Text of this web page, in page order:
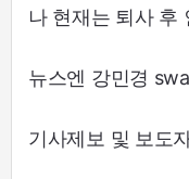
나 현재는 퇴사 후
뉴스엔 강민경
기사제보 및 보도